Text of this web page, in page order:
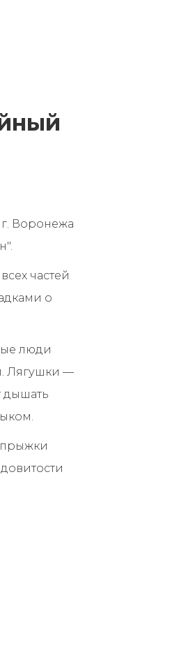
Воронежа
частей
о
люди
Лягушки —
дышать
прыжки